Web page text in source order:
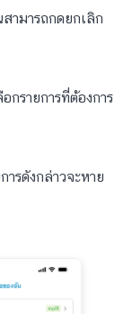
ามารถกดยกเลิก
กรายการที่ต้องการ
รดังกล่าวจะหาย